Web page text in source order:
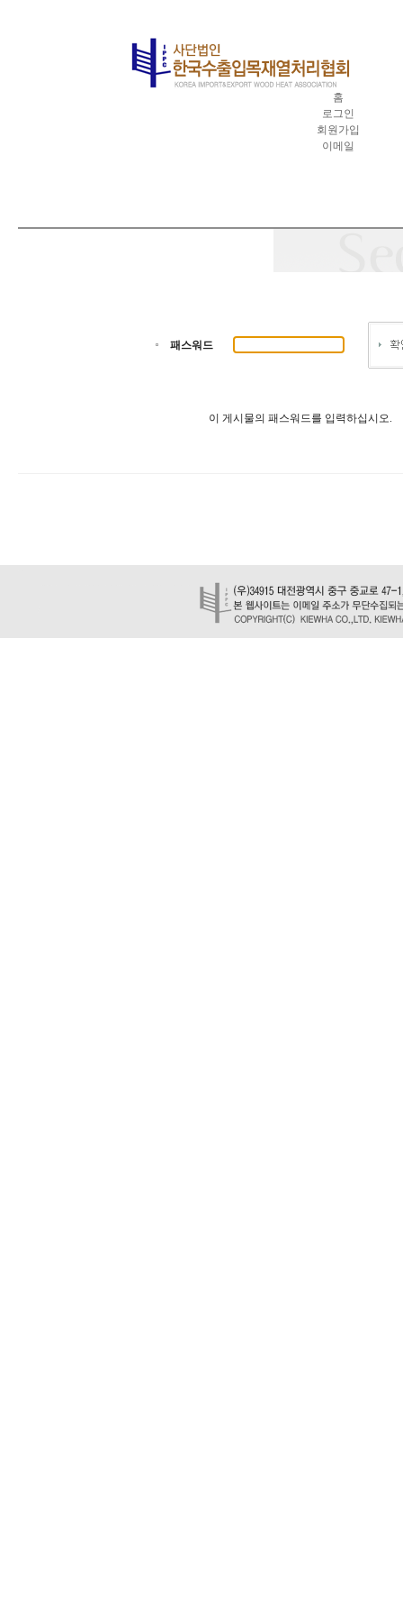
홈
로그인
회원가입
이메일
패스워드
이 게시물의 패스워드를 입력하십시오.